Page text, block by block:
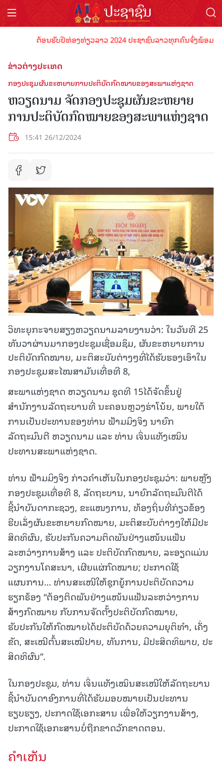
ຕ້ອນຮັບປີທ່ອງທ່ຽວລາວ 2024 ປະຊາຊົນລາວທຸກຄົນຈົ່ງພ້ອມເ
ຂ່າວຕ່າງປະເທດ
ກອງປະຊຸມຜັນຂະຫຍາຍການປະຕິບັດກົດໝາຍຂອງສະພາແຫ່ງຊາດ
ຫວຽດນາມ ຈັດກອງປະຊຸມຜັນຂະຫຍາຍ
ການປະຕິບັດກົດໝາຍຂອງສະພາແຫ່ງຊາດ
15:41 26/12/2024
ວິທະຍຸກະຈາຍສຽງຫວຽດນາມລາຍງານວ່າ: ໃນວັນທີ 25
ທັນວາຜ່ານມາກອງປະຊຸມເຊື່ອມຊຶມ, ຜັນຂະຫຍາຍການ
ປະຕິບັດກົດໝາຍ, ມະຕິສະບັບຕ່າງໆທີ່ໄດ້ຮັບຮອງເອົາໃນ
ກອງປະຊຸມສະໄໝສາມັນເທື່ອທີ 8,
ສະພາແຫ່ງຊາດ ຫວຽດນາມ ຊຸດທີ 15ໄດ້ຈັດຂຶ້ນຢູ່
ສຳນັກງານລັດຖະບານທີ່ ນະຄອນຫຼວງຮ່າໂນ້ຍ, ພາຍໃຕ້
ການເປັນປະທານຂອງທ່ານ ຟ້າມມິງຈິງ ນາຍົກ
ລັດຖະມົນຕີ ຫວຽດນາມ ແລະ ທ່ານ ເຈິ່ນແທັງເໝິນ
ປະທານສະພາແຫ່ງຊາດ.
ທ່ານ ຟ້າມມິງຈິງ ກ່າວຄຳເຫັນໃນກອງປະຊຸມວ່າ: ພາຍຫຼັງ
ກອງປະຊຸມເທື່ອທີ 8, ລັດຖະບານ, ນາຍົກລັດຖະມົນຕີໄດ້
ຊີ້ນຳບັນດາກະຊວງ, ຂະແໜງການ, ທ້ອງຖິ່ນທີ່ກ່ຽວຂ້ອງ
ຮີບເລັ່ງຜັນຂະຫຍາຍກົດໝາຍ, ມະຕິສະບັບຕ່າງໆໃຫ້ມີປະ
ສິດທິຜົນ, ຮັບປະກັນຄວາມຕິດພັນຢ່າງແໜ້ນແຟ້ນ
ລະຫວ່າງການສ້າງ ແລະ ປະຕິບັດກົດໝາຍ, ລະອຽດແມ່ນ
ວຽກງານໂຄສະນາ, ເຜີຍແຜ່ກົດໝາຍ; ປະກາດໃຊ້
ແຜນການ… ທ່ານສະເໜີໃຫ້ຊຸກຍູ້ການປະຕິບັດຄວາມ
ຮຽກຮ້ອງ “ຕ້ອງຕິດພັນຢ່າງແໜ້ນແຟ້ນລະຫວ່າງການ
ສ້າງກົດໝາຍ ກັບການຈັດຕັ້ງປະຕິບັດກົດໝາຍ,
ຮັບປະກັນໃຫ້ກົດໝາຍໄດ້ປະຕິບັດດ້ວຍຄວາມຍຸຕິທຳ, ເຄັ່ງ
ຂັດ, ສະເໝີຕົ້ນສະເໝີປາຍ, ທັນການ, ມີປະສິດທິພາບ, ປະ
ສິດທິຜົນ”.
ໃນກອງປະຊຸມ, ທ່ານ ເຈິ່ນແທັງເໝິນສະເໜີໃຫ້ລັດຖະບານ
ຊີ້ນຳບັນດາອົງການທີ່ໄດ້ຮັບມອບໝາຍເປັນປະທານ
ຮຽບຮຽງ, ປະກາດໃຊ້ເອກະສານ ເພື່ອໃຫ້ວຽກງານສ້າງ,
ປະກາດໃຊ້ເອກະສານບໍ່ຖືກຂາດວັກຂາດຕອນ.
ຄໍາເຫັນ